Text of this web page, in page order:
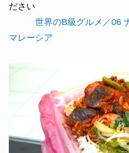
ださい
世界のB級グルメ／06
マレーシア